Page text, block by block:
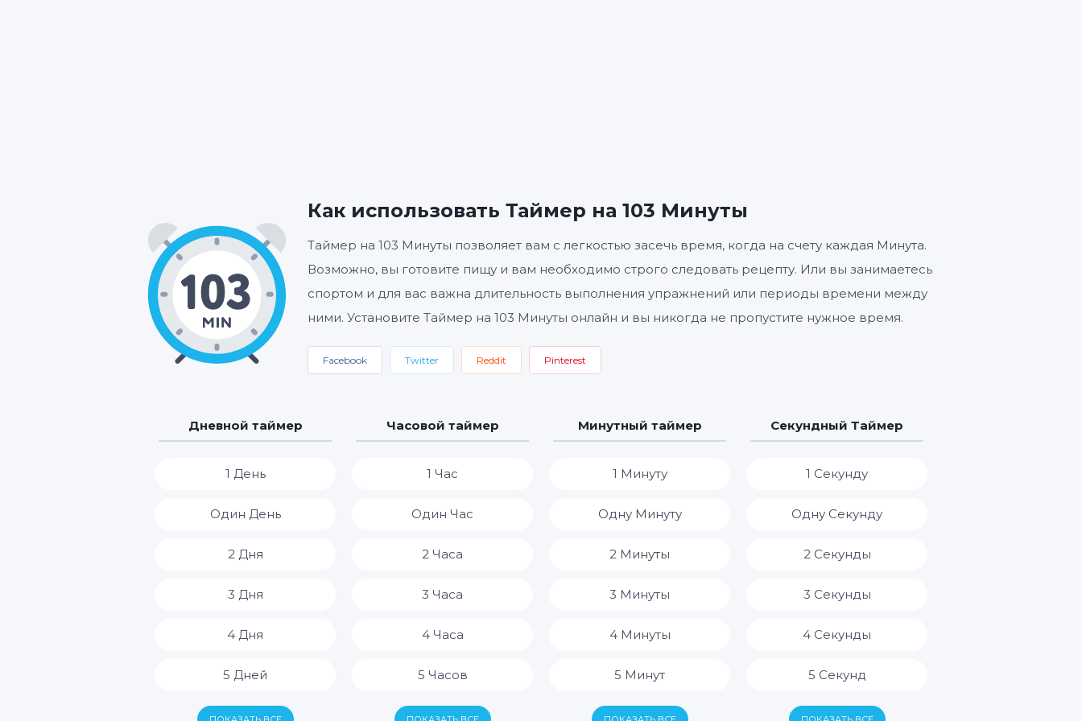
Как использовать Таймер на 103 Минуты
Таймер на 103 Минуты позволяет вам с легкостью засечь время, когда на счету каждая Минута.
Возможно, вы готовите пищу и вам необходимо строго следовать рецепту. Или вы занимаетесь
спортом и для вас важна длительность выполнения упражнений или периоды времени между
ними. Установите Таймер на 103 Минуты онлайн и вы никогда не пропустите нужное время.
Facebook Twitter Reddit Pinterest
Дневной таймер
1 День
Один День
2 Дня
3 Дня
4 Дня
5 Дней
6 Дней
Часовой таймер
1 Час
Один Час
2 Часа
3 Часа
4 Часа
5 Часов
6 Часов
Минутный таймер
1 Минуту
Одну Минуту
2 Минуты
3 Минуты
4 Минуты
5 Минут
6 Минут
Секундный Таймер
1 Секунду
Одну Секунду
2 Секунды
3 Секунды
4 Секунды
5 Секунд
6 Секунд